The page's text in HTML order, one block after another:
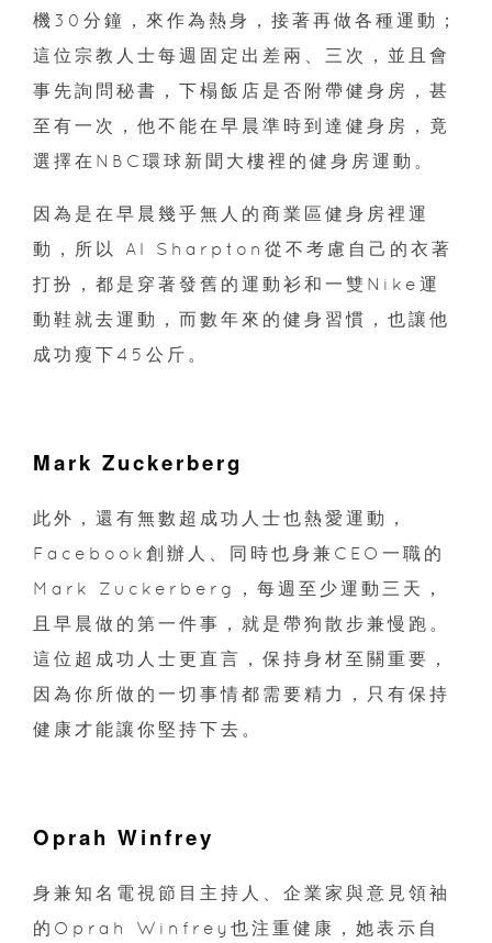
機30分鐘，來作為熱身，接著再做各種運動；
這位宗教人士每週固定出差兩、三次，並且會
事先詢問秘書，下榻飯店是否附帶健身房，甚
至有一次，他不能在早晨準時到達健身房，竟
選擇在NBC環球新聞大樓裡的健身房運動。
因為是在早晨幾乎無人的商業區健身房裡運
動，所以 Al Sharpton從不考慮自己的衣著
打扮，都是穿著發舊的運動衫和一雙Nike運
動鞋就去運動，而數年來的健身習慣，也讓他
成功瘦下45公斤。
Mark Zuckerberg
此外，還有無數超成功人士也熱愛運動，
Facebook創辦人、同時也身兼CEO一職的
Mark Zuckerberg，每週至少運動三天，
且早晨做的第一件事，就是帶狗散步兼慢跑。
這位超成功人士更直言，保持身材至關重要，
因為你所做的一切事情都需要精力，只有保持
健康才能讓你堅持下去。
Oprah Winfrey
身兼知名電視節目主持人、企業家與意見領袖
的Oprah Winfrey也注重健康，她表示自